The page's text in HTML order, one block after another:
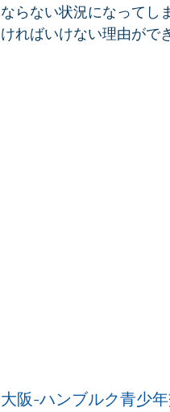
ならない状況になってし
ければいけない理由がで
大阪-ハンブルク青少